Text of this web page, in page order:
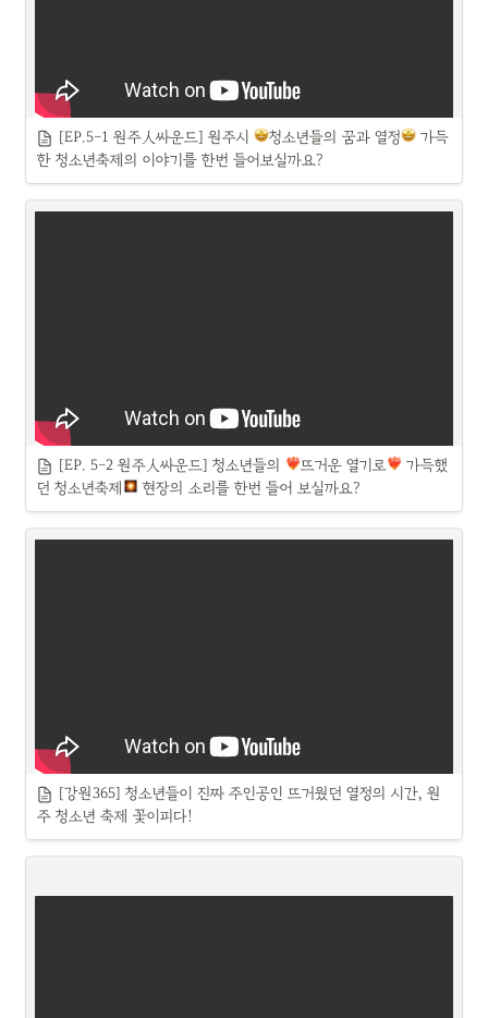
[EP.5-1 원주人싸운드] 원주시 청소년들의 꿈과 열정
가득
한 청소년축제의 이야기를 한번 들어보실까요?
[EP. 5-2 원주人싸운드] 청소년들의 뜨거운 열기로
가득했
던 청소년축제
현장의 소리를 한번 들어 보실까요?
[강원365] 청소년들이 진짜 주인공인 뜨거웠던 열정의 시간, 원
주 청소년 축제 꽃이피다!